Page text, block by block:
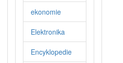
ekonomie
Elektronika
Encyklopedie